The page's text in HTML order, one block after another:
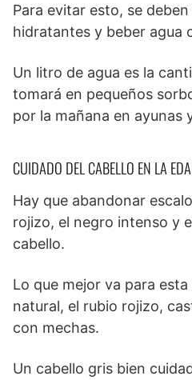
Para evitar esto, se
hidratantes y beber agua
Un litro de agua es la
tomará en pequeños
por la mañana en ayunas
CUIDADO DEL CABELLO EN LA
Hay que abandonar
rojizo, el negro intenso y
cabello.
Lo que mejor va para
natural, el rubio rojizo,
con mechas.
Un cabello gris bien